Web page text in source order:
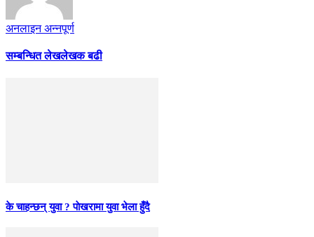
अनलाइन अन्नपूर्ण
सम्बन्धित लेखलेखक बढी
के चाहन्छन् युवा ? पाेखरामा युवा भेला हुँदै